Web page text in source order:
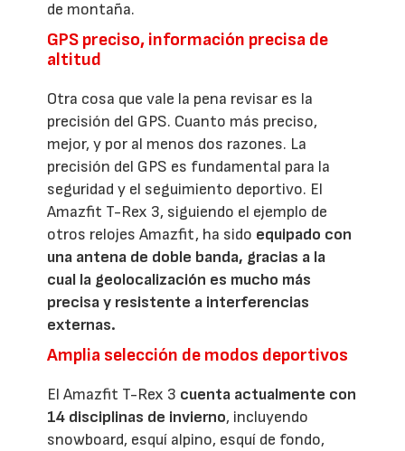
de montaña.
GPS preciso, información precisa de
altitud
Otra cosa que vale la pena revisar es la
precisión del GPS. Cuanto más preciso,
mejor, y por al menos dos razones. La
precisión del GPS es fundamental para la
seguridad y el seguimiento deportivo. El
Amazfit T-Rex 3, siguiendo el ejemplo de
otros relojes Amazfit, ha sido equipado con
una antena de doble banda, gracias a la
cual la geolocalización es mucho más
precisa y resistente a interferencias
externas.
Amplia selección de modos deportivos
El Amazfit T-Rex 3 cuenta actualmente con
14 disciplinas de invierno, incluyendo
snowboard, esquí alpino, esquí de fondo,